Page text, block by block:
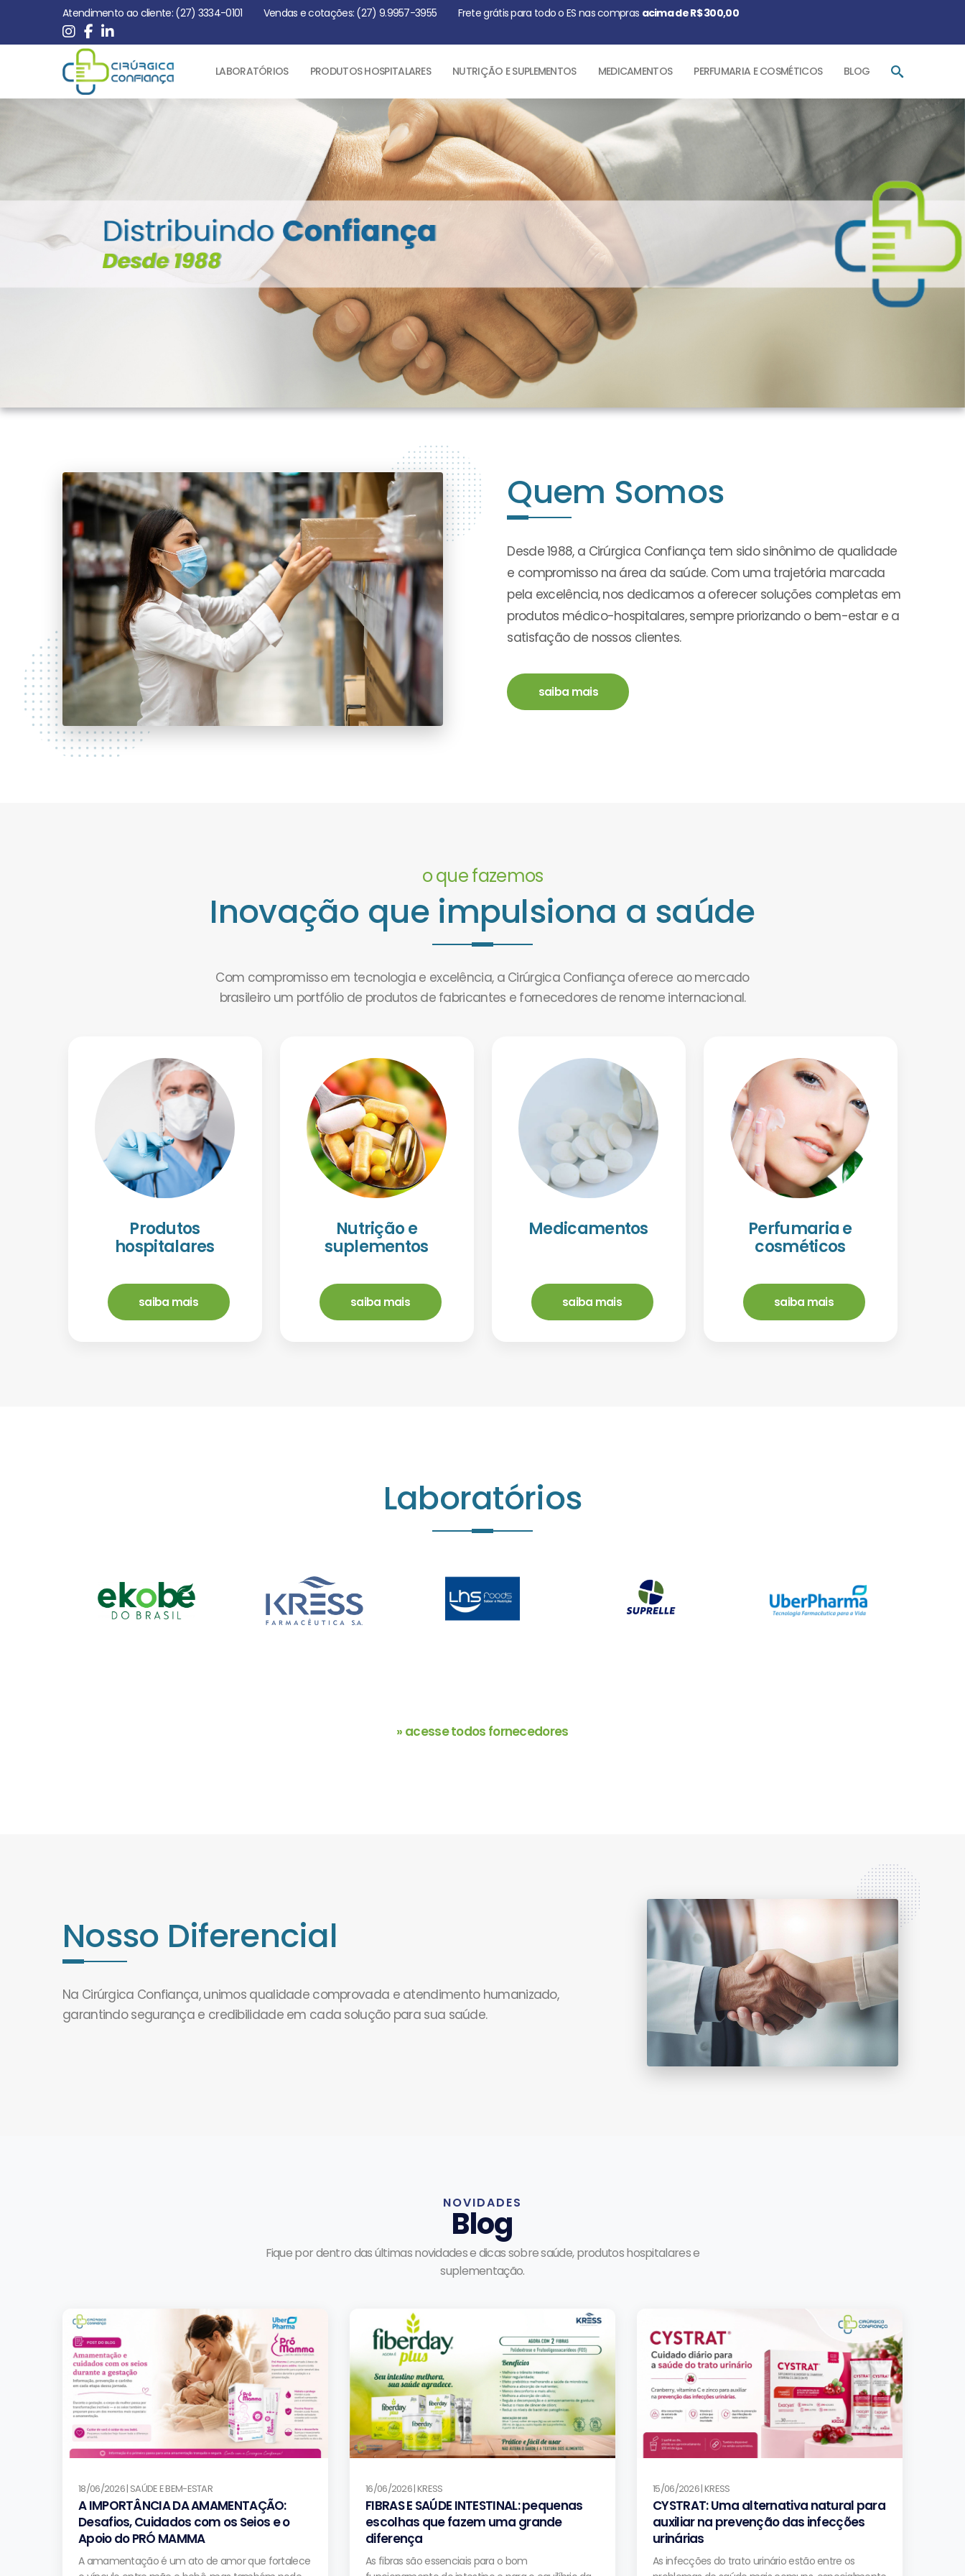
Atendimento ao cliente: (27) 3334-0101 Vendas e cotações: (27) 9.9957-3955 Frete grátis para todo o ES nas compras acima de R$ 300,00
LABORATÓRIOS PRODUTOS HOSPITALARES NUTRIÇÃO E SUPLEMENTOS MEDICAMENTOS PERFUMARIA E COSMÉTICOS BLOG
Quem Somos
Desde 1988, a Cirúrgica Confiança tem sido sinônimo de qualidade
e compromisso na área da saúde. Com uma trajetória marcada
pela excelência, nos dedicamos a oferecer soluções completas em
produtos médico-hospitalares, sempre priorizando o bem-estar e a
satisfação de nossos clientes.
saiba mais
o que fazemos
Inovação que impulsiona a saúde
Com compromisso em tecnologia e excelência, a Cirúrgica Confiança oferece ao mercado
brasileiro um portfólio de produtos de fabricantes e fornecedores de renome internacional.
Produtos
hospitalares
saiba mais
Nutrição e
suplementos
saiba mais
Medicamentos
saiba mais
Perfumaria e
cosméticos
saiba mais
Laboratórios
» acesse todos fornecedores
Nosso Diferencial
Na Cirúrgica Confiança, unimos qualidade comprovada e atendimento humanizado,
garantindo segurança e credibilidade em cada solução para sua saúde.
NOVIDADES
Blog
Fique por dentro das últimas novidades e dicas sobre saúde, produtos hospitalares e
suplementação.
18/06/2026 | SAÚDE E BEM-ESTAR
A IMPORTÂNCIA DA AMAMENTAÇÃO:
Desafios, Cuidados com os Seios e o
Apoio do PRÓ MAMMA
A amamentação é um ato de amor que fortalece
16/06/2026 | KRESS
FIBRAS E SAÚDE INTESTINAL: pequenas
escolhas que fazem uma grande
diferença
As fibras são essenciais para o bom
15/06/2026 | KRESS
CYSTRAT: Uma alternativa natural para
auxiliar na prevenção das infecções
urinárias
As infecções do trato urinário estão entre os